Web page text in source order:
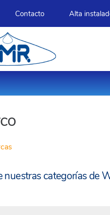
Contacto Alta
nuestras categorías de